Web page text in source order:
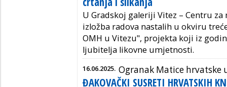
U Gradskoj galeriji Vitez – Centru
izložba radova nastalih u okviru
OMH u Vitezu", projekta koji iz
ljubitelja likovne umjetnosti.
16.06.2025. Ogranak Matice hrvatske
ĐAKOVAČKI SUSRETI HRVATSKIH